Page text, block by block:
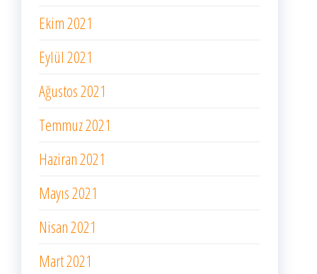
Ekim 2021
Eylül 2021
Ağustos 2021
Temmuz 2021
Haziran 2021
Mayıs 2021
Nisan 2021
Mart 2021